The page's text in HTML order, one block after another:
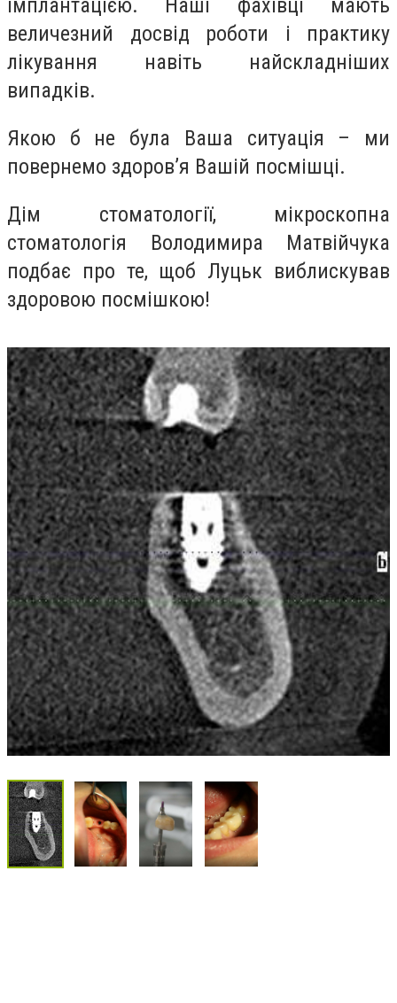
імплантацією. Наші фахівці мають
величезний досвід роботи і практику
лікування навіть найскладніших
випадків.
Якою б не була Ваша ситуація – ми
повернемо здоров’я Вашій посмішці.
Дім стоматології, мікроскопна
стоматологія Володимира Матвійчука
подбає про те, щоб Луцьк виблискував
здоровою посмішкою!